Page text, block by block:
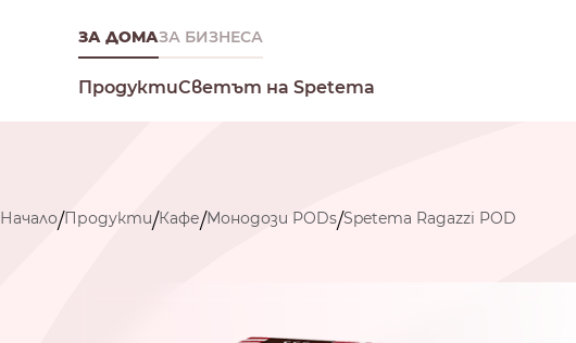
ЗА ДОМАЗА БИЗНЕСА
ПродуктиСветът на Spetema
Начало/Продукти/Кафе/Монодози PODs/Spetema Ragazzi POD